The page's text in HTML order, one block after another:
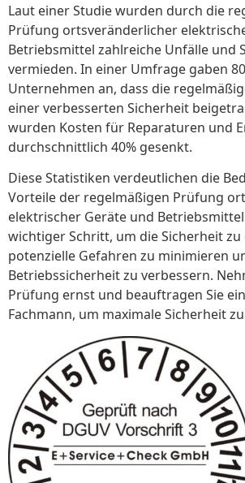
Laut einer Studie wurden durch die
Prüfung ortsveränderlicher
Betriebsmittel zahlreiche Unfälle und
vermieden. In einer Umfrage gaben
Unternehmen an, dass die
einer verbesserten Sicherheit
wurden Kosten für Reparaturen und
durchschnittlich 40% gesenkt.
Diese Statistiken verdeutlichen die
Vorteile der regelmäßigen Prüfung
elektrischer Geräte und
wichtiger Schritt, um die Sicherheit
potenzielle Gefahren zu minimieren
Betriebssicherheit zu verbessern.
Prüfung ernst und beauftragen Sie
Fachmann, um maximale Sicherheit